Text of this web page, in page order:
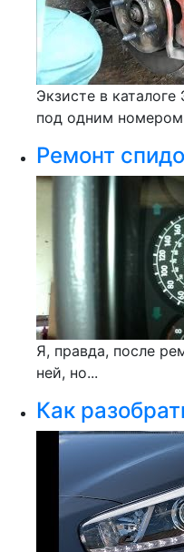
Экзисте в
под одним
Ремонт
Я, правда, после
ней, но...
Как